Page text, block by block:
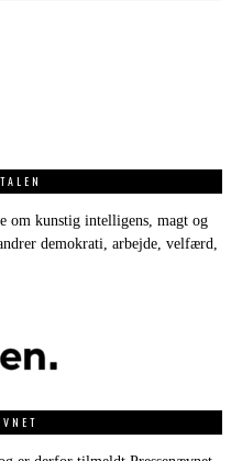
om kunstig intelligens, magt og
demokrati, arbejde, velfærd,